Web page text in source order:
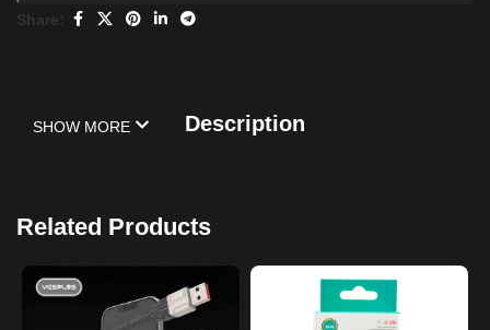
Share:
Description
SHOW MORE
Related Products